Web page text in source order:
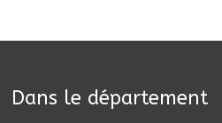
Dans le département